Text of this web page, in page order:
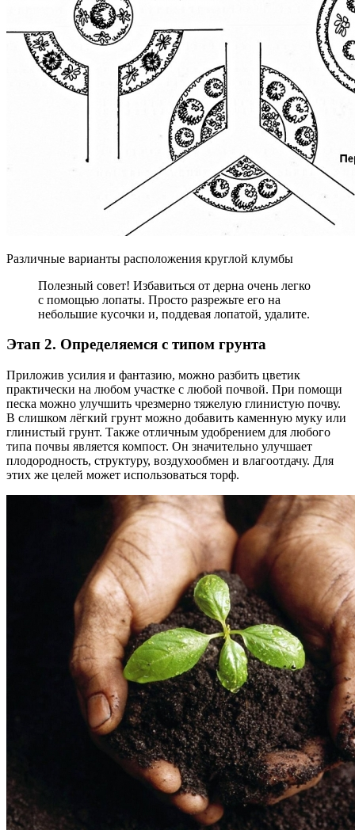
Различные варианты расположения круглой клумбы
Полезный совет! Избавиться от дерна очень легко
с помощью лопаты. Просто разрежьте его на
небольшие кусочки и, поддевая лопатой, удалите.
Этап 2. Определяемся с типом грунта
Приложив усилия и фантазию, можно разбить цветик
практически на любом участке с любой почвой. При помощи
песка можно улучшить чрезмерно тяжелую глинистую почву.
В слишком лёгкий грунт можно добавить каменную муку или
глинистый грунт. Также отличным удобрением для любого
типа почвы является компост. Он значительно улучшает
плодородность, структуру, воздухообмен и влагоотдачу. Для
этих же целей может использоваться торф.